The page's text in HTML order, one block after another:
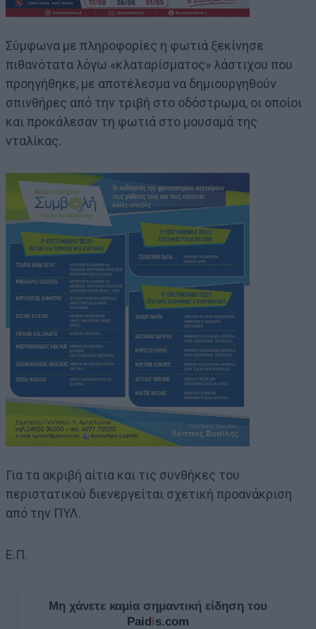
Σύμφωνα με πληροφορίες η φωτιά ξεκίνησε
πιθανότατα λόγω «κλαταρίσματος» λάστιχου που
προηγήθηκε, με αποτέλεσμα να δημιουργηθούν
σπινθήρες από την τριβή στο οδόστρωμα, οι οποίοι
και προκάλεσαν τη φωτιά στο μουσαμά της
νταλίκας.
Για τα ακριβή αίτια και τις συνθήκες του
περιστατικού διενεργείται σχετική προανάκριση
από την ΠΥΛ.
Ε.Π.
Μη χάνετε καμία σημαντική είδηση του
Paidis.com